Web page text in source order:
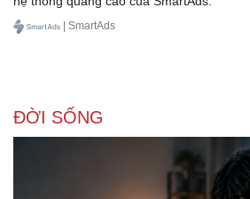
| SmartAds
ĐỜI SỐNG